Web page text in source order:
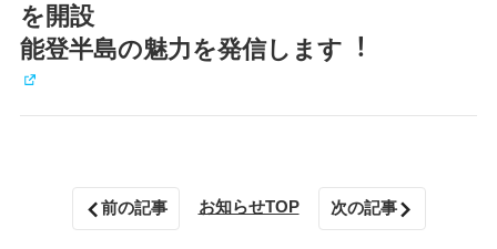
を開設
能登半島の魅⼒を発信します︕
前の記事 お知らせTOP 次の記事